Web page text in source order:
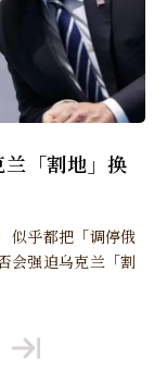
「割地」换
似乎都把「调停俄
会强迫乌克兰「割